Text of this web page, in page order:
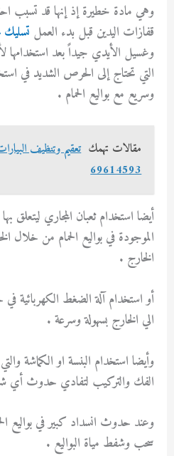
وهي مادة خطيرة إذ إنها قد تسبب
قفازات اليدين قبل بدء العمل
وغسيل الأيدي جيداً بعد استخدامها
التي تحتاج إلى الحرص الشديد في
وسريع مع بواليع الحمام .
مقالات تهمك تعقيم وتنظيف
69614593
أيضا استخدام ثعبان المجاري ليتعلق
الموجودة في بواليع الحمام من خلال
الخارج .
أو استخدام آلة الضغط الكهربائية
الي الخارج بسهولة وسرعة .
وأيضا استخدام البنسة او الكماشة
الفك والتركيب لتفادي حدوث أي
وعند حدوث انسداد كبير في بواليع
سحب وشفط مياة البواليع .